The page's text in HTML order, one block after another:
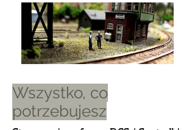
Wszystko, co
potrzebujesz